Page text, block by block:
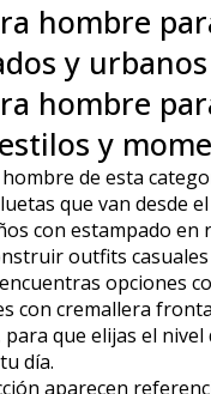
hombre
y urbanos
hombre
y
de esta
que van desde
con estampado en
outfits
opciones
con cremallera
que elijas el
día.
aparecen